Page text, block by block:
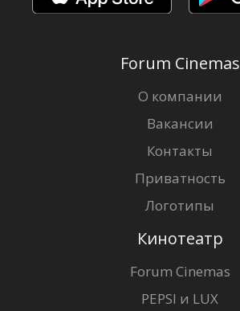
Forum Cinemas
О компании
Вакансии
Контакты
Приватность
Логотипы
Кинотеатр
Forum Cinemas
PEPSI и LUX